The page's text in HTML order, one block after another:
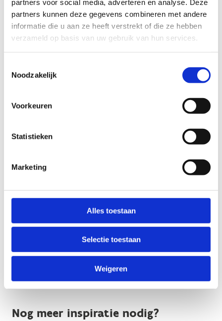
partners voor social media, adverteren en analyse. Deze
partners kunnen deze gegevens combineren met andere
informatie die u aan ze heeft verstrekt of die ze hebben
verzameld op basis van uw gebruik van hun services.
Noodzakelijk
Voorkeuren
Statistieken
Marketing
Alles toestaan
Selectie toestaan
Weigeren
Ontdek onze Multimovepaden
Ga op avontuur in de natuur met je kinderen en
vriendjes en oefen de 12 fundamentele
Thuis Multimoven?
Download onze beweegkalender, dans de
Multimovedans of doe inspiratie op via sociale
media.
Nog meer inspiratie nodig?